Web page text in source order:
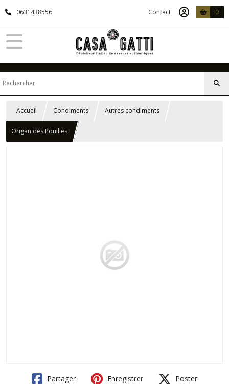
0631438556 Contact 0
Accueil Condiments Autres condiments
Origan des Pouilles
Partager Enregistrer Poster